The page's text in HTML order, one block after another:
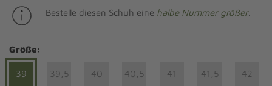
Bestelle diesen Schuh eine halbe Nummer größer.
Größe:
39 39,5 40 40,5 41 41,5 42